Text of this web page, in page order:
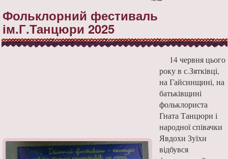
Фольклорний фестиваль
ім.Г.Танцюри 2025
14 червня цього
року в с.Зятківці,
на Гайсинщині, на
батьківщині
фольклориста
Гната Танцюри і
народної співачки
Явдохи Зуїхи
відбувся